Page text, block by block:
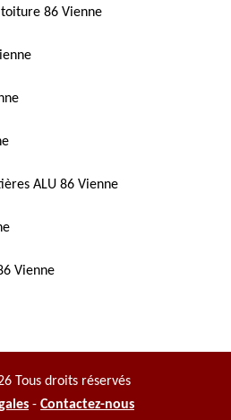
86 Vienne
ALU 86 Vienne
Vienne
Tous droits réservés
- Contactez-nous